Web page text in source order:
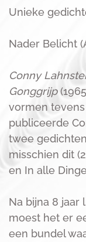
Unieke
Nader Belicht
Conny
Gonggrijp
vormen
publiceerde
twee
misschien dit
en In alle
Na bijna 8
moest het er
een bundel